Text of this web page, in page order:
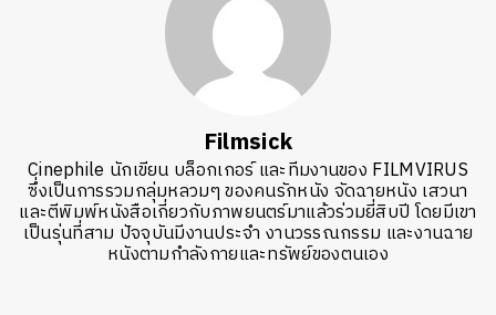
Filmsick
Cinephile นักเขียน บล็อกเกอร์ และทีมงานของ FILMVIRUS
ซึ่งเป็นการรวมกลุ่มหลวมๆ ของคนรักหนัง จัดฉายหนัง เสวนา
และตีพิมพ์หนังสือเกี่ยวกับภาพยนตร์มาแล้วร่วมยี่สิบปี โดยมีเขา
เป็นรุ่นที่สาม ปัจจุบันมีงานประจำ งานวรรณกรรม และงานฉาย
หนังตามกำลังกายและทรัพย์ของตนเอง